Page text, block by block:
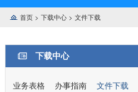
首页 > 下载中心 > 文件下载
下载中心
业务表格 办事指南 文件下载